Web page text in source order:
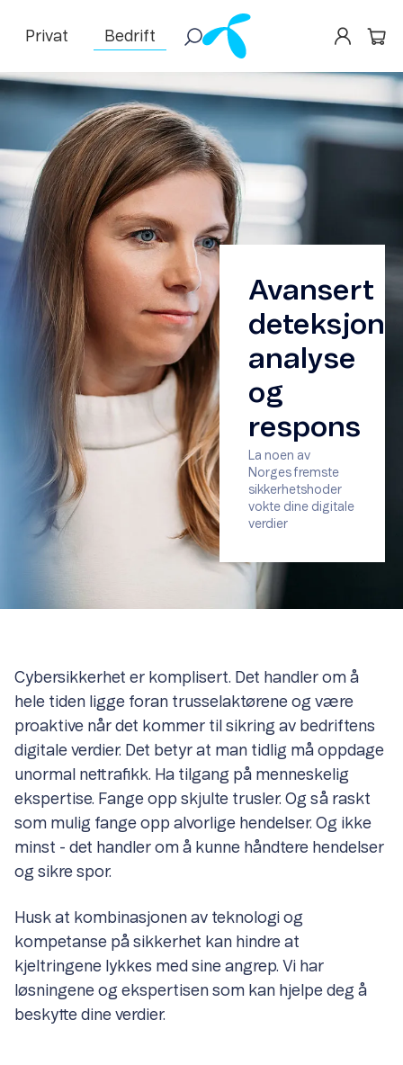
Privat Bedrift
Avansert
deteksjon,
analyse
og
respons
La noen av
Norges fremste
sikkerhetshoder
vokte dine digitale
verdier
Cybersikkerhet er komplisert. Det handler om å
hele tiden ligge foran trusselaktørene og være
proaktive når det kommer til sikring av bedriftens
digitale verdier. Det betyr at man tidlig må oppdage
unormal nettrafikk. Ha tilgang på menneskelig
ekspertise. Fange opp skjulte trusler. Og så raskt
som mulig fange opp alvorlige hendelser. Og ikke
minst - det handler om å kunne håndtere hendelser
og sikre spor.
Husk at kombinasjonen av teknologi og
kompetanse på sikkerhet kan hindre at
kjeltringene lykkes med sine angrep. Vi har
løsningene og ekspertisen som kan hjelpe deg å
beskytte dine verdier.